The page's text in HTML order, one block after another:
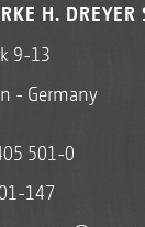
H. DREYER
9-13
- Germany
501-0
147